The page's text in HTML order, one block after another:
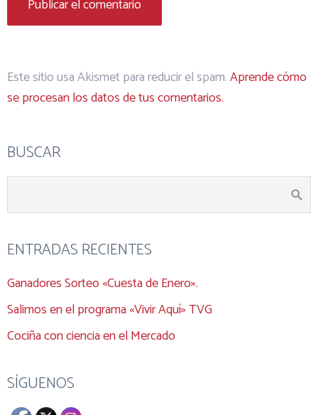
Este sitio usa Akismet para reducir el spam.Aprende cómo
se procesan los datos de tus comentarios.
BUSCAR
ENTRADAS RECIENTES
Ganadores Sorteo «Cuesta de Enero».
Salimos en el programa «Vivir Aquí» TVG
Cociña con ciencia en el Mercado
SÍGUENOS